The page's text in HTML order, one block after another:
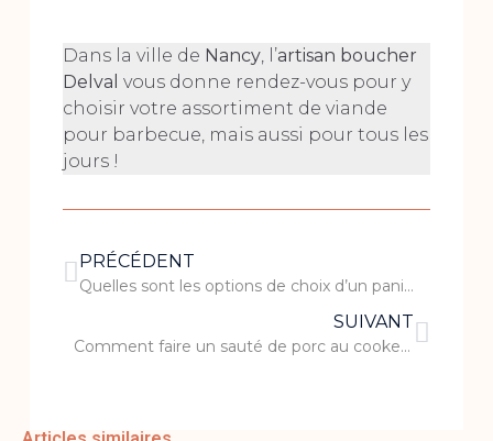
Dans la ville de Nancy, l’artisan boucher
Delval vous donne rendez-vous pour y
choisir votre assortiment de viande
pour barbecue, mais aussi pour tous les
jours !
PRÉCÉDENT
Quelles sont les options de choix d’un panier garni ?
SUIVANT
Comment faire un sauté de porc au cookeo ?